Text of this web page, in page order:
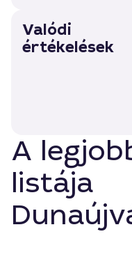
Valódi
értékelések
A
listája